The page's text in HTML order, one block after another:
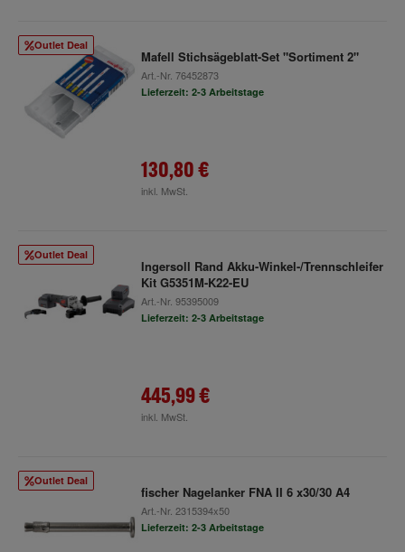
Outlet Deal
Mafell Stichsägeblatt-Set "Sortiment 2"
Art.-Nr. 76452873
Lieferzeit: 2-3 Arbeitstage
130,80 €
inkl. MwSt.
Outlet Deal
Ingersoll Rand Akku-Winkel-/Trennschleifer
Kit G5351M-K22-EU
Art.-Nr. 95395009
Lieferzeit: 2-3 Arbeitstage
445,99 €
inkl. MwSt.
Outlet Deal
fischer Nagelanker FNA II 6 x30/30 A4
Art.-Nr. 2315394x50
Lieferzeit: 2-3 Arbeitstage